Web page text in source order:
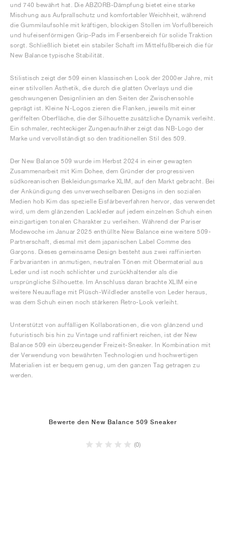
und 740 bewährt hat. Die ABZORB-Dämpfung bietet eine starke
Mischung aus Aufprallschutz und komfortabler Weichheit, während
die Gummilaufsohle mit kräftigen, blockigen Stollen im Vorfußbereich
und hufeisenförmigen Grip-Pads im Fersenbereich für solide Traktion
sorgt. Schließlich bietet ein stabiler Schaft im Mittelfußbereich die für
New Balance typische Stabilität.
Stilistisch zeigt der 509 einen klassischen Look der 2000er Jahre, mit
einer stilvollen Ästhetik, die durch die glatten Overlays und die
geschwungenen Designlinien an den Seiten der Zwischensohle
geprägt ist. Kleine N-Logos zieren die Flanken, jeweils mit einer
geriffelten Oberfläche, die der Silhouette zusätzliche Dynamik verleiht.
Ein schmaler, rechteckiger Zungenaufnäher zeigt das NB-Logo der
Marke und vervollständigt so den traditionellen Stil des 509.
Der New Balance 509 wurde im Herbst 2024 in einer gewagten
Zusammenarbeit mit Kim Dohee, dem Gründer der progressiven
südkoreanischen Bekleidungsmarke XLIM, auf den Markt gebracht. Bei
der Ankündigung des unverwechselbaren Designs in den sozialen
Medien hob Kim das spezielle Eisfärbeverfahren hervor, das verwendet
wird, um dem glänzenden Lackleder auf jedem einzelnen Schuh einen
einzigartigen tonalen Charakter zu verleihen. Während der Pariser
Modewoche im Januar 2025 enthüllte New Balance eine weitere 509-
Partnerschaft, diesmal mit dem japanischen Label Comme des
Garçons. Dieses gemeinsame Design besteht aus zwei raffinierten
Farbvarianten in anmutigen, neutralen Tönen mit Obermaterial aus
Leder und ist noch schlichter und zurückhaltender als die
ursprüngliche Silhouette. Im Anschluss daran brachte XLIM eine
weitere Neuauflage mit Plüsch-Wildleder anstelle von Leder heraus,
was dem Schuh einen noch stärkeren Retro-Look verleiht.
Unterstützt von auffälligen Kollaborationen, die von glänzend und
futuristisch bis hin zu Vintage und raffiniert reichen, ist der New
Balance 509 ein überzeugender Freizeit-Sneaker. In Kombination mit
der Verwendung von bewährten Technologien und hochwertigen
Materialien ist er bequem genug, um den ganzen Tag getragen zu
werden.
Bewerte den New Balance 509 Sneaker
(0)